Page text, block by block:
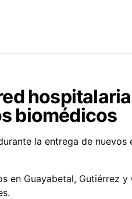
biomédicos
en Guayabetal, Gutiérrez y